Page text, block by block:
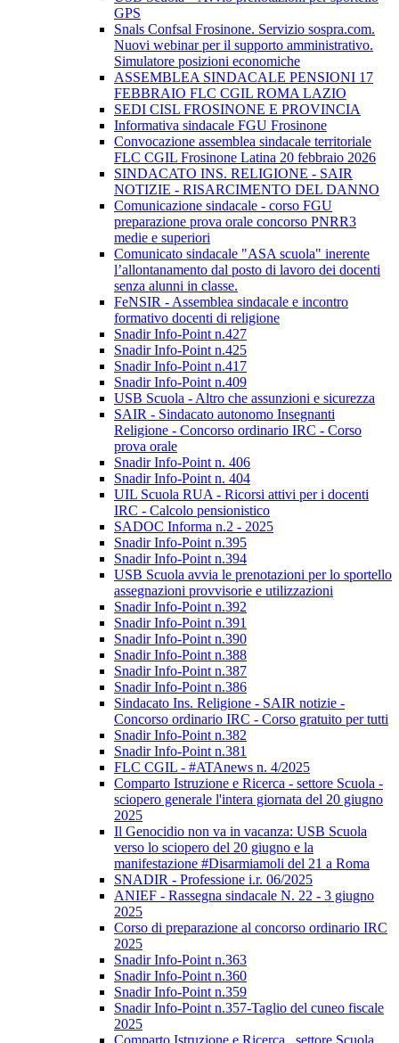
GPS
Snals Confsal Frosinone. Servizio sospra.com.
Nuovi webinar per il supporto amministrativo.
Simulatore posizioni economiche
ASSEMBLEA SINDACALE PENSIONI 17
FEBBRAIO FLC CGIL ROMA LAZIO
SEDI CISL FROSINONE E PROVINCIA
Informativa sindacale FGU Frosinone
Convocazione assemblea sindacale territoriale
FLC CGIL Frosinone Latina 20 febbraio 2026
SINDACATO INS. RELIGIONE - SAIR
NOTIZIE - RISARCIMENTO DEL DANNO
Comunicazione sindacale - corso FGU
preparazione prova orale concorso PNRR3
medie e superiori
Comunicato sindacale "ASA scuola" inerente
l’allontanamento dal posto di lavoro dei docenti
senza alunni in classe.
FeNSIR - Assemblea sindacale e incontro
formativo docenti di religione
Snadir Info-Point n.427
Snadir Info-Point n.425
Snadir Info-Point n.417
Snadir Info-Point n.409
USB Scuola - Altro che assunzioni e sicurezza
SAIR - Sindacato autonomo Insegnanti
Religione - Concorso ordinario IRC - Corso
prova orale
Snadir Info-Point n. 406
Snadir Info-Point n. 404
UIL Scuola RUA - Ricorsi attivi per i docenti
IRC - Calcolo pensionistico
SADOC Informa n.2 - 2025
Snadir Info-Point n.395
Snadir Info-Point n.394
USB Scuola avvia le prenotazioni per lo sportello
assegnazioni provvisorie e utilizzazioni
Snadir Info-Point n.392
Snadir Info-Point n.391
Snadir Info-Point n.390
Snadir Info-Point n.388
Snadir Info-Point n.387
Snadir Info-Point n.386
Sindacato Ins. Religione - SAIR notizie -
Concorso ordinario IRC - Corso gratuito per tutti
Snadir Info-Point n.382
Snadir Info-Point n.381
FLC CGIL - #ATAnews n. 4/2025
Comparto Istruzione e Ricerca - settore Scuola -
sciopero generale l'intera giornata del 20 giugno
2025
Il Genocidio non va in vacanza: USB Scuola
verso lo sciopero del 20 giugno e la
manifestazione #Disarmiamoli del 21 a Roma
SNADIR - Professione i.r. 06/2025
ANIEF - Rassegna sindacale N. 22 - 3 giugno
2025
Corso di preparazione al concorso ordinario IRC
2025
Snadir Info-Point n.363
Snadir Info-Point n.360
Snadir Info-Point n.359
Snadir Info-Point n.357-Taglio del cuneo fiscale
2025